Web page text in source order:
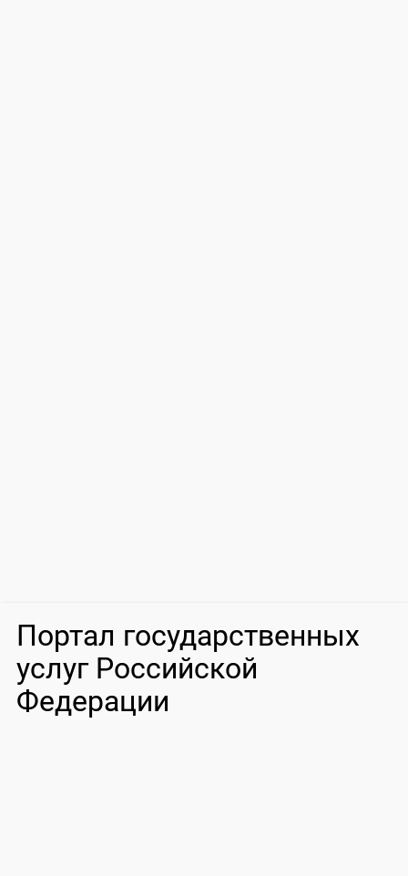
Портал государственных
услуг Российской
Федерации